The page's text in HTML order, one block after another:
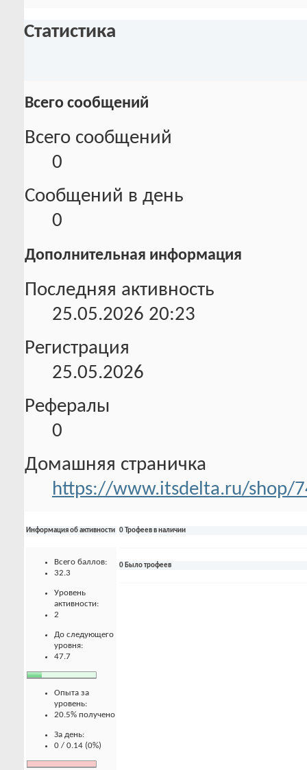
Статистика
Всего сообщений
Всего сообщений
0
Сообщений в день
0
Дополнительная информация
Последняя активность
25.05.2026 20:23
Регистрация
25.05.2026
Рефералы
0
Домашняя страничка
https://www.itsdelta.ru/shop/
Информация об активности
Всего баллов:
32.3
Уровень
активности:
2
До следующего
уровня:
47.7
Опыта за
уровень:
20.5% получено
За день:
0 / 0.14 (0%)
0 Трофеев в наличии
0 Было трофеев